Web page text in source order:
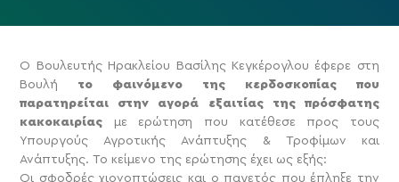
Ο Βουλευτής Ηρακλείου Βασίλης Κεγκέρογλου έφερε στη
Βουλή το φαινόμενο της κερδοσκοπίας που
παρατηρείται στην αγορά εξαιτίας της πρόσφατης
κακοκαιρίας με ερώτηση που κατέθεσε προς τους
Υπουργούς Αγροτικής Ανάπτυξης & Τροφίμων και
Ανάπτυξης. Το κείμενο της ερώτησης έχει ως εξής:
Οι σφοδρές χιονοπτώσεις και ο παγετός που έπληξε την